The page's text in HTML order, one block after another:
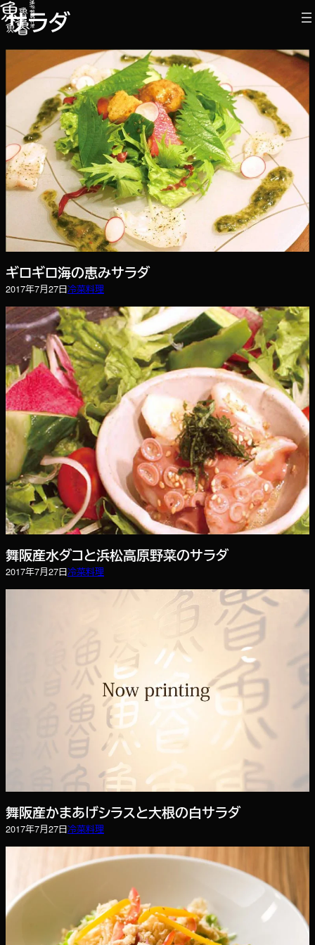
内
容
を
ッ
サラダ
ギロギロ海の恵みサラダ
2017年7月27日冷菜料理
舞阪産水ダコと浜松高原野菜のサラダ
2017年7月27日冷菜料理
舞阪産かまあげシラスと大根の白サラダ
2017年7月27日冷菜料理